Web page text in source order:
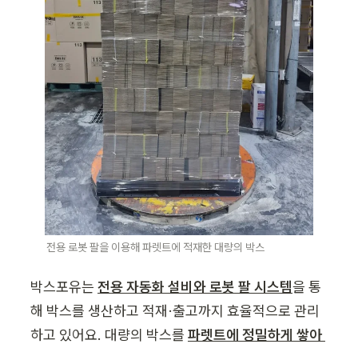
전용 로봇 팔을 이용해 파렛트에 적재한 대량의 박스
박스포유는 전용 자동화 설비와 로봇 팔 시스템을 통
해 박스를 생산하고 적재·출고까지 효율적으로 관리
하고 있어요. 대량의 박스를 파렛트에 정밀하게 쌓아